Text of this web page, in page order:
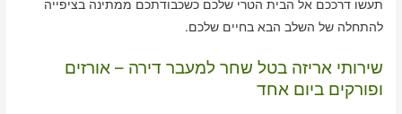
תעשו דרככם אל הבית הטרי שלכם כשכבודתכם ממתינה בציפייה
להתחלה של השלב הבא בחיים שלכם.
שירותי אריזה בטל שחר למעבר דירה – אורזים
ופורקים ביום אחד